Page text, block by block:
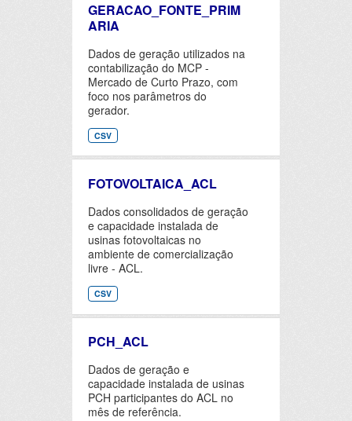
GERACAO_FONTE_PRIM
ARIA
Dados de geração utilizados na
contabilização do MCP -
Mercado de Curto Prazo, com
foco nos parâmetros do
gerador.
CSV
FOTOVOLTAICA_ACL
Dados consolidados de geração
e capacidade instalada de
usinas fotovoltaicas no
ambiente de comercialização
livre - ACL.
CSV
PCH_ACL
Dados de geração e
capacidade instalada de usinas
PCH participantes do ACL no
mês de referência.